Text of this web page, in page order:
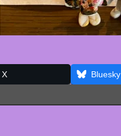
X Bluesky